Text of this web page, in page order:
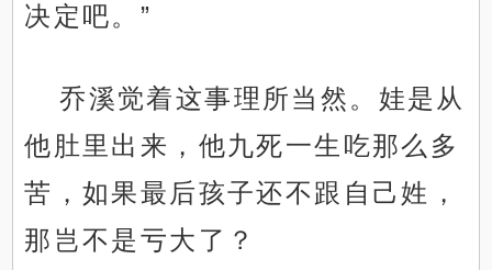
决定吧。”
乔溪觉着这事理所当然。娃是从
他肚里出来，他九死一生吃那么多
苦，如果最后孩子还不跟自己姓，
那岂不是亏大了？